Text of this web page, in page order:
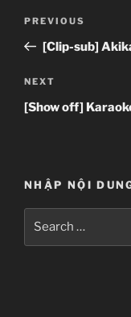
Previous
Post
PREVIOUS
[Clip-sub]
Next
Post
NEXT
[Show off]
NHẬP NỘI